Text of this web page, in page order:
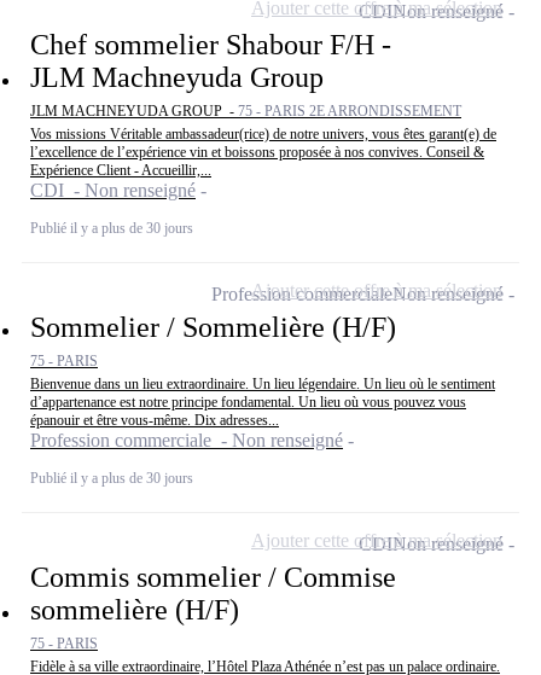
Chef sommelier Shabour F/H -
JLM Machneyuda Group
JLM MACHNEYUDA GROUP - 75 - PARIS 2E ARRONDISSEMENT
Vos missions Véritable ambassadeur(rice) de notre univers, vous êtes garant(e) de
l’excellence de l’expérience vin et boissons proposée à nos convives. Conseil &
Expérience Client - Accueillir,...
CDI - Non renseigné
Publié il y a plus de 30 jours
CDINon renseigné
Ajouter cette offre à ma sélection
Sommelier / Sommelière (H/F)
75 - PARIS
Bienvenue dans un lieu extraordinaire. Un lieu légendaire. Un lieu où le sentiment
d’appartenance est notre principe fondamental. Un lieu où vous pouvez vous
épanouir et être vous-même. Dix adresses...
Profession commerciale - Non renseigné
Publié il y a plus de 30 jours
Profession commercialeNon renseigné
Ajouter cette offre à ma sélection
Commis sommelier / Commise
sommelière (H/F)
75 - PARIS
Fidèle à sa ville extraordinaire, l’Hôtel Plaza Athénée n’est pas un palace ordinaire.
CDINon renseigné
Ajouter cette offre à ma sélection